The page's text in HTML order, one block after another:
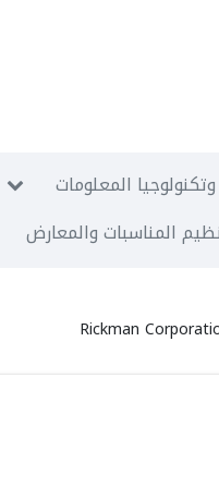
المعلومات
المناسبات والمعارض
Rickman